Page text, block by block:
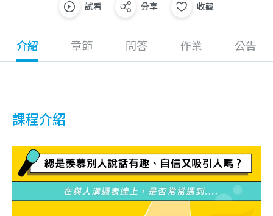
試看 分享 收藏
介紹 章節 問答 作業 公告
課程介紹